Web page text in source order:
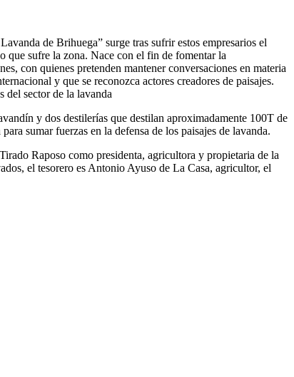
de Brihuega” surge tras sufrir estos empresarios el
que sufre la zona. Nace con el fin de fomentar la
con quienes pretenden mantener conversaciones en materia
y que se reconozca actores creadores de paisajes.
del sector de la lavanda
y dos destilerías que destilan aproximadamente 100T de
sumar fuerzas en la defensa de los paisajes de lavanda.
Raposo como presidenta, agricultora y propietaria de la
el tesorero es Antonio Ayuso de La Casa, agricultor, el